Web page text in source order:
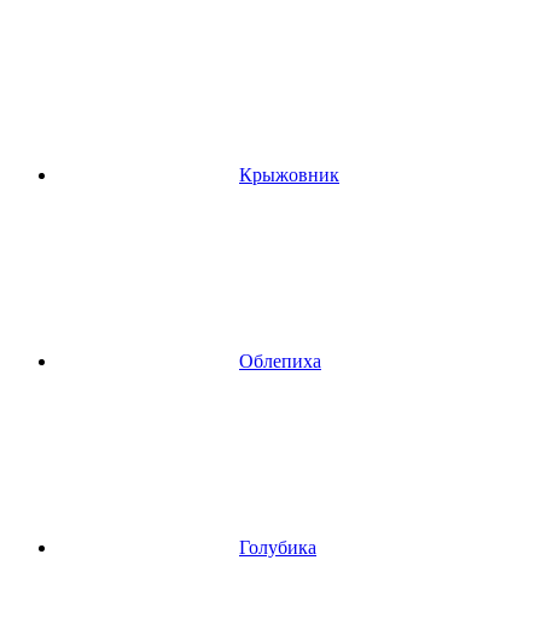
Крыжовник
Облепиха
Голубика